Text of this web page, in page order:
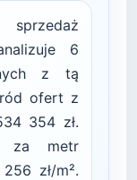
6
z tą
ofert z
354 zł.
za metr
zł/m².